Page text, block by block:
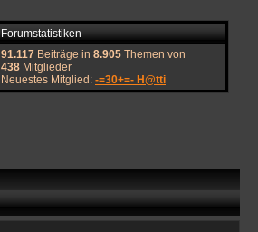
Forumstatistiken
91.117 Beiträge in 8.905 Themen von
438 Mitglieder
Neuestes Mitglied: -=30+=- H@tti